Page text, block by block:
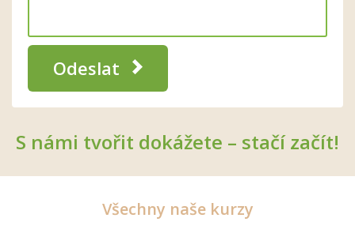
Odeslat
S námi tvořit dokážete – stačí začít!
Všechny naše kurzy